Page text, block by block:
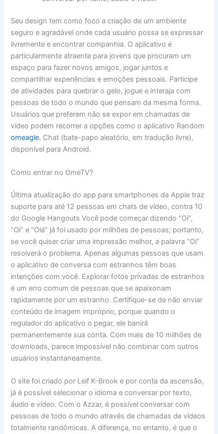
Seu design tem como foco a criação de um ambiente
seguro e agradável onde cada usuário possa se expressar
livremente e encontrar companhia. O aplicativo é
particularmente atraente para jovens que procuram um
espaço para fazer novos amigos, jogar juntos e
compartilhar experiências e emoções pessoais. Participe
de atividades para quebrar o gelo, jogue e interaja com
pessoas de todo o mundo que pensam da mesma forma.
Usuários que preferem não se expor em chamadas de
vídeo podem recorrer a opções como o aplicativo Random
omeagle. Chat (bate-papo aleatório, em tradução livre),
disponível para Android.
Como entrar no OmeTV?
Última atualização do app para smartphones da Apple traz
suporte para até 12 pessoas em chats de vídeo, contra 10
do Google Hangouts Você pode começar dizendo “Oi”,
“Oi” e “Olá” já foi usado por milhões de pessoas; portanto,
se você quiser criar uma impressão melhor, a palavra “Oi”
resolverá o problema. Apenas algumas pessoas que usam
o aplicativo de conversa com estranhos têm boas
intenções com você. Explorar fotos privadas de estranhos
é um erro comum de pessoas que se apaixonam
rapidamente por um estranho. Certifique-se de não enviar
conteúdo de imagem impróprio, porque quando o
regulador do aplicativo o pegar, ele banirá
permanentemente sua conta. Com mais de 10 milhões de
downloads, parece impossível não combinar com outros
usuários instantaneamente.
O site foi criado por Leif K-Brook e por conta da ascensão,
já é possível selecionar o idioma e conversar por texto,
áudio e vídeo. Com o Azzar, é possível conversar com
pessoas de todo o mundo através de chamadas de vídeos
totalmente randômicas. A diferença, no entanto, é que o